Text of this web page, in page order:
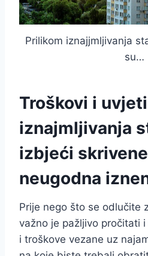
Prilikom iznajjmljivanja
su…
Troškovi i uvjeti
iznajmljivanja
izbjeći
neugodna
Prije nego što se odlučite
važno je pažljivo pročitati
i troškove vezane uz